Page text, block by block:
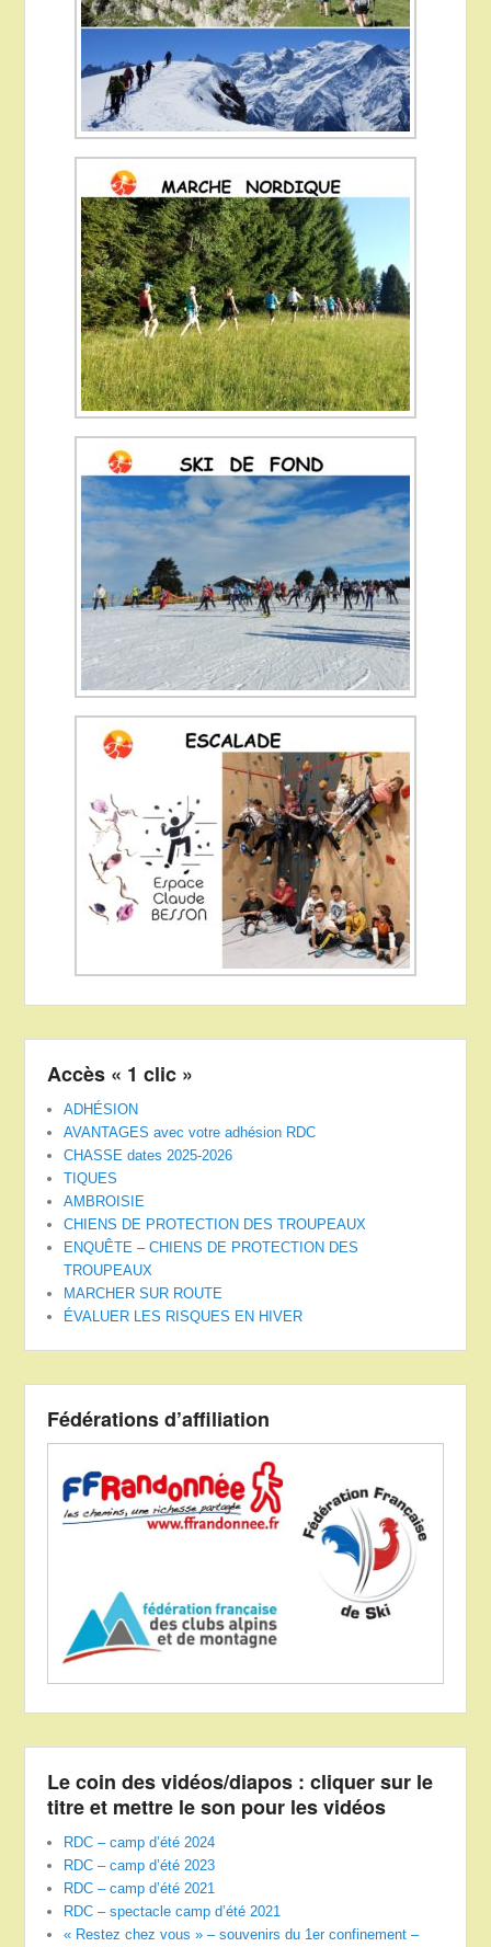
Accès « 1 clic »
ADHÉSION
AVANTAGES avec votre adhésion RDC
CHASSE dates 2025-2026
TIQUES
AMBROISIE
CHIENS DE PROTECTION DES TROUPEAUX
ENQUÊTE – CHIENS DE PROTECTION DES
TROUPEAUX
MARCHER SUR ROUTE
ÉVALUER LES RISQUES EN HIVER
Fédérations d’affiliation
Le coin des vidéos/diapos : cliquer sur le
titre et mettre le son pour les vidéos
RDC – camp d’été 2024
RDC – camp d’été 2023
RDC – camp d’été 2021
RDC – spectacle camp d’été 2021
« Restez chez vous » – souvenirs du 1er confinement –